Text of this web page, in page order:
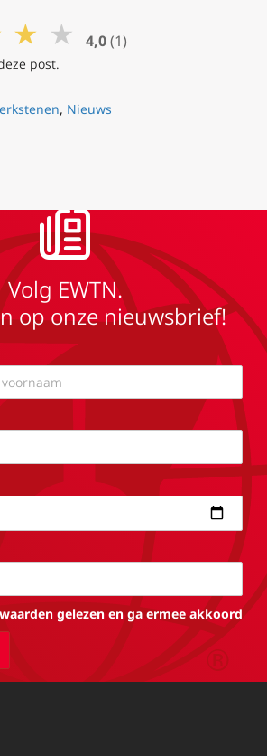
★ ★ 4,0 (1)
post.
, Nieuws
Volg EWTN.
op onze nieuwsbrief!
gelezen en ga ermee akkoord